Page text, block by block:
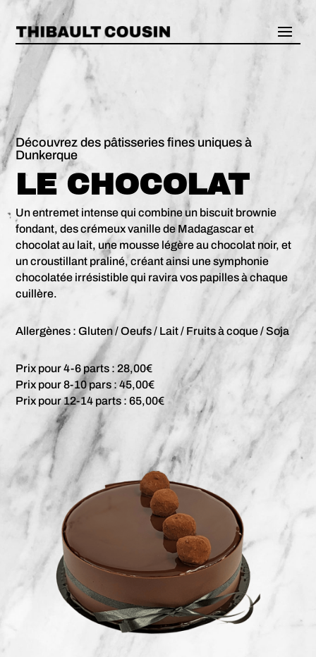
Découvrez des pâtisseries fines uniques à
Dunkerque
LE CHOCOLAT
Un entremet intense qui combine un biscuit brownie
fondant, des crémeux vanille de Madagascar et
chocolat au lait, une mousse légère au chocolat noir, et
un croustillant praliné, créant ainsi une symphonie
chocolatée irrésistible qui ravira vos papilles à chaque
cuillère.
Allergènes : Gluten / Oeufs / Lait / Fruits à coque / Soja
Prix pour 4-6 parts : 28,00€
Prix pour 8-10 pars : 45,00€
Prix pour 12-14 parts : 65,00€